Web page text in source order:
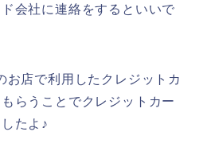
会社に連絡をするといいで
店で利用したクレジットカ
らうことでクレジットカー
たよ♪